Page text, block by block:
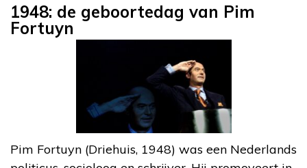
1948: de geboortedag van Pim
Fortuyn
Pim Fortuyn (Driehuis, 1948) was een Nederlands